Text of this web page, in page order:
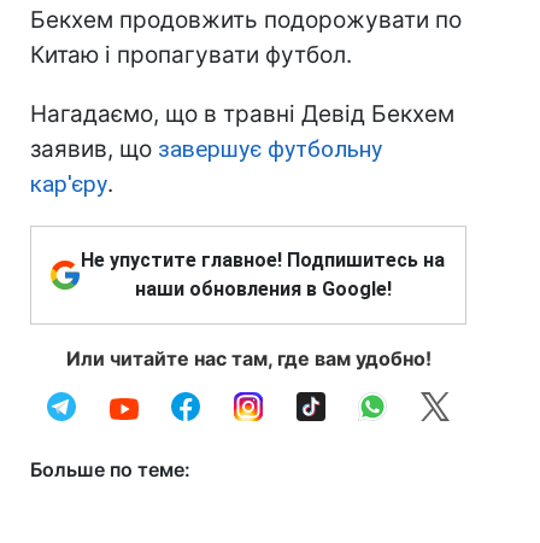
Бекхем продовжить подорожувати по
Китаю і пропагувати футбол.
Нагадаємо, що в травні Девід Бекхем
заявив, що завершує футбольну
кар'єру.
Не упустите главное! Подпишитесь на
наши обновления в Google!
Или читайте нас там, где вам удобно!
Больше по теме: